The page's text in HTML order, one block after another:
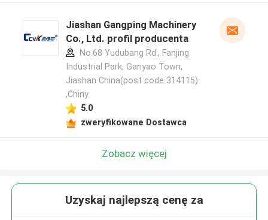
Jiashan Gangping Machinery
Co., Ltd. profil producenta
No.68 Yudubang Rd., Fanjing
Industrial Park, Ganyao Town,
Jiashan China(post code 314115)
,Chiny
5.0
zweryfikowane Dostawca
Zobacz więcej
Uzyskaj najlepszą cenę za